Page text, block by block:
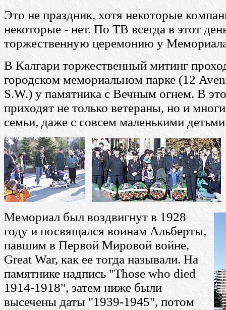
Это не праздник, хотя некоторые
некоторые - нет. По ТВ всегда в этот
торжественную церемонию у
В Калгари торжественный митинг
городском мемориальном парке (12
S.W.) у памятника с Вечным огнем. В
приходят не только ветераны, но и
семьи, даже с совсем маленькими
Мемориал был воздвигнут в 1928
году и посвящался воинам Альберты,
павшим в Первой Мировой войне,
Great War, как ее тогда называли. На
памятнике надпись "Those who died
1914-1918", затем ниже были
высечены даты "1939-1945", потом